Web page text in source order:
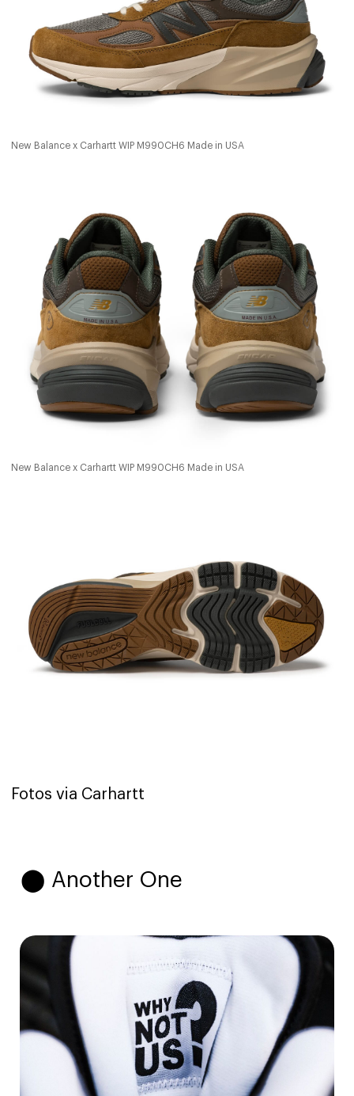
New Balance x Carhartt WIP M990CH6 Made in USA
New Balance x Carhartt WIP M990CH6 Made in USA
Fotos via Carhartt
⬤ Another One